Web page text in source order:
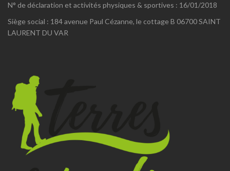
N° de déclaration et activités physiques & sportives : 16/01/2018
Siège social : 184 avenue Paul Cézanne, le cottage B 06700 SAINT
LAURENT DU VAR